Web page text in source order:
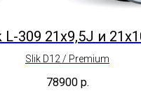
L-309 21x9,5J и
Slik D12 / Premium
78900 р.